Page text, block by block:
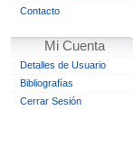
Contacto
Mi Cuenta
Detalles de Usuario
Bibliografías
Cerrar Sesión